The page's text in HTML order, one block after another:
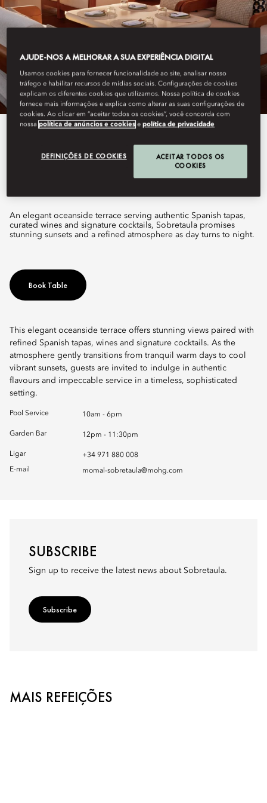
SOBRETAULA
An elegant oceanside terrace serving authentic Spanish tapas,
curated wines and signature cocktails, Sobretaula promises
stunning sunsets and a refined atmosphere as day turns to night.
Book Table
This elegant oceanside terrace offers stunning views paired with
refined Spanish tapas, wines and signature cocktails. As the
atmosphere gently transitions from tranquil warm days to cool
vibrant sunsets, guests are invited to indulge in authentic
flavours and impeccable service in a timeless, sophisticated
setting.
Pool Service 10am - 6pm
Garden Bar 12pm - 11:30pm
Ligar
+34 971 880 008
E-mail
momal-sobretaula@mohg.com
SUBSCRIBE
Sign up to receive the latest news about Sobretaula.
Subscribe
MAIS REFEIÇÕES
AJUDE-NOS A MELHORAR A SUA EXPERIÊNCIA DIGITAL
Usamos cookies para fornecer funcionalidade ao site, analisar nosso
tráfego e habilitar recursos de mídias sociais. Configurações de cookies
explicam os diferentes cookies que utilizamos. Nossa política de cookies
fornece mais informações e explica como alterar as suas configurações de
cookies. Ao clicar em “aceitar todos os cookies”, você concorda com
nossapolítica de anúncios e cookies epolítica de privacidade
DEFINIÇÕES DE COOKIES
ACEITAR TODOS OS
COOKIES